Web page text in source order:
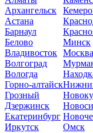
Архангельск
Астана
Барнаул
Белово
Владивосток
Волгоград
Вологда
Горно-алтайск
Грозный
Дзержинск
Екатеринбург
Иркутск
Минск
Москва
Омск